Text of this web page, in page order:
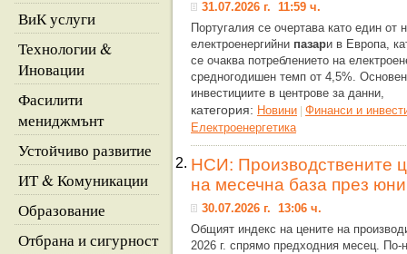
ВиК услуги
Технологии &
Иновации
Фасилити
мениджмънт
Устойчиво развитие
ИТ & Комуникации
Образование
Отбрана и сигурност
31.07.2026 г. 11:59 ч.
Португалия се очертава като един от
електроенергийни пазари в Европа,
се очаква потреблението на
средногодишен темп от 4,5%.
инвестициите в центрове за данни,
категория: Новини | Финанси и
Eлектроенергетика
2. НСИ: Производствените
на месечна база през юни
30.07.2026 г. 13:06 ч.
Общият индекс на цените на
2026 г. спрямо предходния месец. По-